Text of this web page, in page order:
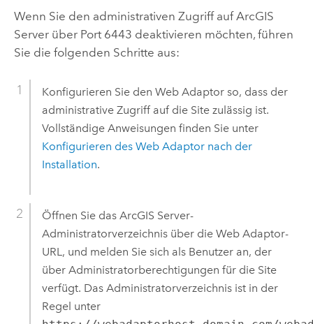
Wenn Sie den administrativen Zugriff aufArcGIS
Serverüber Port 6443 deaktivieren möchten, führen
Sie die folgenden Schritte aus:
Konfigurieren Sie den Web Adaptor so, dass der
administrative Zugriff auf die Site zulässig ist.
Vollständige Anweisungen finden Sie unter
Konfigurieren des Web Adaptor nach der
Installation.
Öffnen Sie das ArcGIS Server-
Administratorverzeichnis über die Web Adaptor-
URL, und melden Sie sich als Benutzer an, der
über Administratorberechtigungen für die Site
verfügt. Das Administratorverzeichnis ist in der
Regel unter